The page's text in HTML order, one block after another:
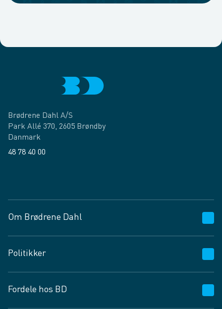
Brødrene Dahl A/S
Park Allé 370, 2605 Brøndby
Danmark
48 78 40 00
Om Brødrene Dahl
Vagttelefon 30 10 89 89
Spørgsmål og svar
Job og karriere
Politikker
Privatlivspolitik
Fordele hos BD